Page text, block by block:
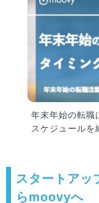
年末年始の転職
スケジュールを
スタートアッ
らmoovyへ